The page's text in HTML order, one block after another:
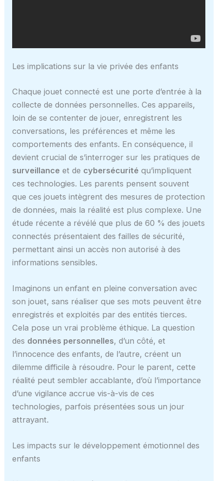
Les implications sur la vie privée des enfants
Chaque jouet connecté est une porte d’entrée à la
collecte de données personnelles. Ces appareils,
loin de se contenter de jouer, enregistrent les
conversations, les préférences et même les
comportements des enfants. En conséquence, il
devient crucial de s’interroger sur les pratiques de
surveillance et de cybersécurité qu’impliquent
ces technologies. Les parents pensent souvent
que ces jouets intègrent des mesures de protection
de données, mais la réalité est plus complexe. Une
étude récente a révélé que plus de 60 % des jouets
connectés présentaient des failles de sécurité,
permettant ainsi un accès non autorisé à des
informations sensibles.
Imaginons un enfant en pleine conversation avec
son jouet, sans réaliser que ses mots peuvent être
enregistrés et exploités par des entités tierces.
Cela pose un vrai problème éthique. La question
des données personnelles, d’un côté, et
l’innocence des enfants, de l’autre, créent un
dilemme difficile à résoudre. Pour le parent, cette
réalité peut sembler accablante, d’où l’importance
d’une vigilance accrue vis-à-vis de ces
technologies, parfois présentées sous un jour
attrayant.
Les impacts sur le développement émotionnel des
enfants